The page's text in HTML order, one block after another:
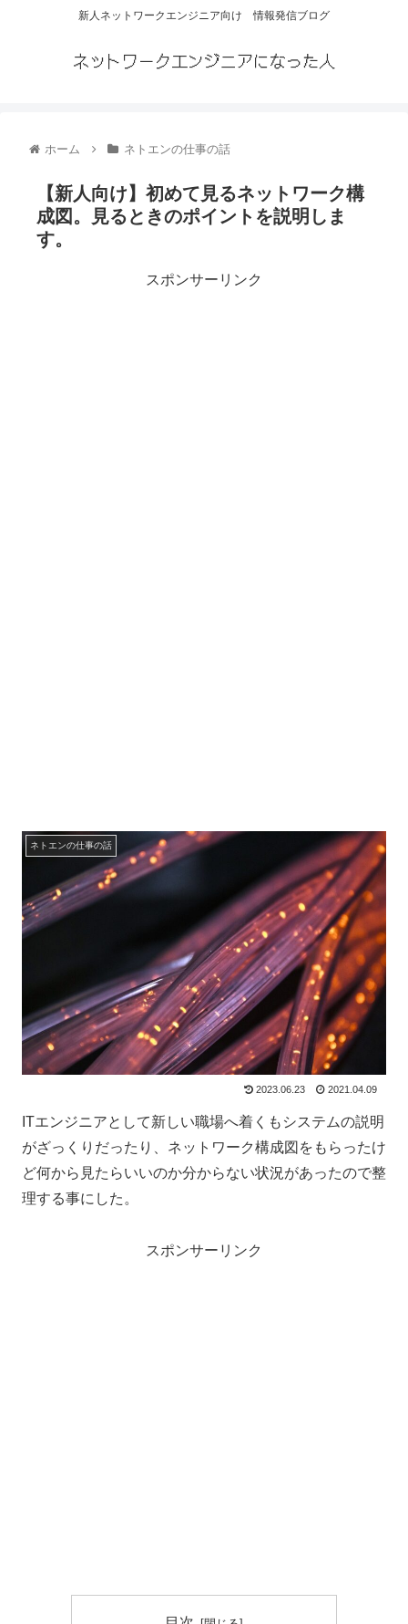
新人ネットワークエンジニア向け 情報発信ブログ
ネットワークエンジニアになった人
ホーム ネトエンの仕事の話
【新人向け】初めて見るネットワーク構
成図。見るときのポイントを説明しま
す。
スポンサーリンク
ネトエンの仕事の話
2023.06.23 2021.04.09
ITエンジニアとして新しい職場へ着くもシステムの説明
がざっくりだったり、ネットワーク構成図をもらったけ
ど何から見たらいいのか分からない状況があったので整
理する事にした。
スポンサーリンク